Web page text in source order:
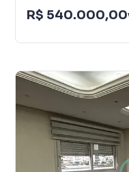
R$ 540.000,00